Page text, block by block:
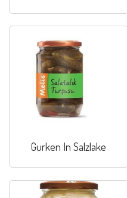
Gurken In Salzlake